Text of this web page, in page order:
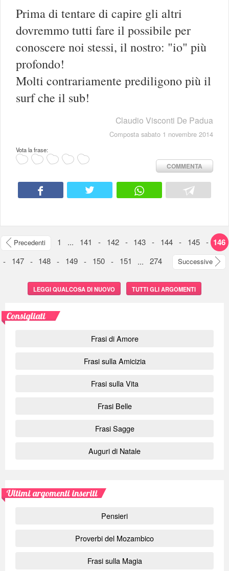
Prima di tentare di capire gli altri
dovremmo tutti fare il possibile per
conoscere noi stessi, il nostro: "io" più
profondo!
Molti contrariamente prediligono più il
surf che il sub!
Claudio Visconti De Padua
Composta sabato 1 novembre 2014
Vota la frase:
COMMENTA
Precedenti 1 ... 141 - 142 - 143 - 144 - 145 - 146
- 147 - 148 - 149 - 150 - 151 ... 274 Successive
LEGGI QUALCOSA DI NUOVO TUTTI GLI ARGOMENTI
Consigliati
Frasi di Amore
Frasi sulla Amicizia
Frasi sulla Vita
Frasi Belle
Frasi Sagge
Auguri di Natale
Ultimi argomenti inseriti
Pensieri
Proverbi del Mozambico
Frasi sulla Magia